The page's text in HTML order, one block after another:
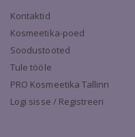
Kontaktid
Kosmeetika-poed
Soodustooted
Tule tööle
PRO Kosmeetika Tallinn
Logi sisse / Registreeri